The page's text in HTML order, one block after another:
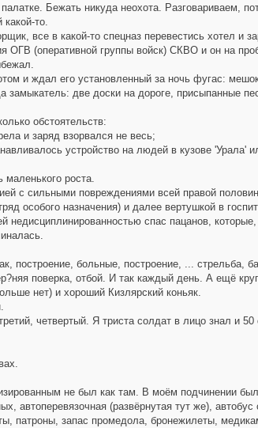
Бежать никуда неохота. Разговариваем,
то.
все в какой-то спецназ перевестись хотел и
ОГВ (оперативной группы войск) СКВО и он на
и ждал его установленный за ночь фугас:
замыкатель: две доски на дороге, присыпанные
обстоятельств:
и заряд взорвался не весь;
устройство на людей в кузове
роста.
с сильными повреждениями всей правой
особого назначения) и далее вертушкой в
недисциплинированностью спас пацанов,
построение, больные, построение, ... стрельба,
поверка, отбой. И так каждый день. А ещё
нет) и хороший Кизлярский коньяк.
четвертый. Я триста солдат в лицо знал и
не был как там. В моём подчинении
автоперевязочная (развёрнутая тут же),
патроны, запас промедола, бронежилеты,